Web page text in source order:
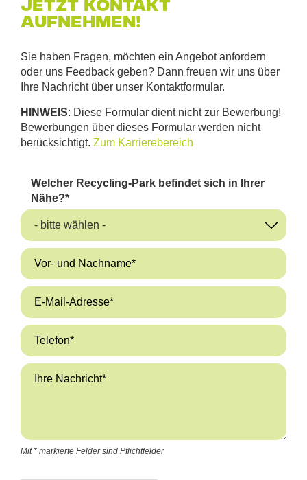
Jetzt Kontakt
aufnehmen!
Sie haben Fragen, möchten ein Angebot anfordern
oder uns Feedback geben? Dann freuen wir uns über
Ihre Nachricht über unser Kontaktformular.
HINWEIS: Diese Formular dient nicht zur Bewerbung!
Bewerbungen über dieses Formular werden nicht
berücksichtigt. Zum Karrierebereich
Welcher Recycling-Park befindet sich in Ihrer
Nähe?*
Mit * markierte Felder sind Pflichtfelder